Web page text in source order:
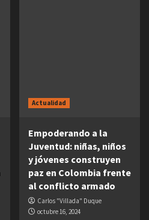
Actualidad
Empoderando a la
Juventud: niñas, niños
y jóvenes construyen
paz en Colombia frente
al conflicto armado
Carlos "Villada" Duque
octubre 16, 2024